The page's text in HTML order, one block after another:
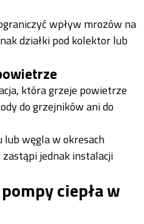
wpływ mrozów na
działki pod kolektor lub
która grzeje powietrze
do grzejników ani do
lub węgla w okresach
zastąpi jednak instalacji
ciepła w